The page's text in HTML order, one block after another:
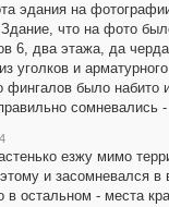
эдания на
Здание, что на фото
6, два этажа, да
уголков и
фингалов было
езжу мимо
и засомневался
остальном - места